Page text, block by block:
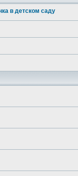
в детском саду